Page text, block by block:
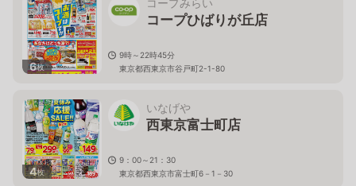
6枚
コープみらい
コープひばりが丘店
9時～22時45分
東京都西東京市谷戸町2-1-80
4枚
いなげや
西東京富士町店
9：00～21：30
東京都西東京市富士町6－1－30